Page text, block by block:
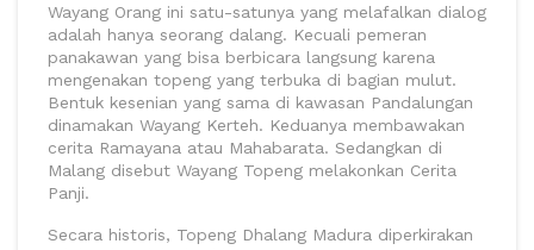
Wayang Orang ini satu-satunya yang melafalkan dialog
adalah hanya seorang dalang. Kecuali pemeran
panakawan yang bisa berbicara langsung karena
mengenakan topeng yang terbuka di bagian mulut.
Bentuk kesenian yang sama di kawasan Pandalungan
dinamakan Wayang Kerteh. Keduanya membawakan
cerita Ramayana atau Mahabarata. Sedangkan di
Malang disebut Wayang Topeng melakonkan Cerita
Panji.
Secara historis, Topeng Dhalang Madura diperkirakan